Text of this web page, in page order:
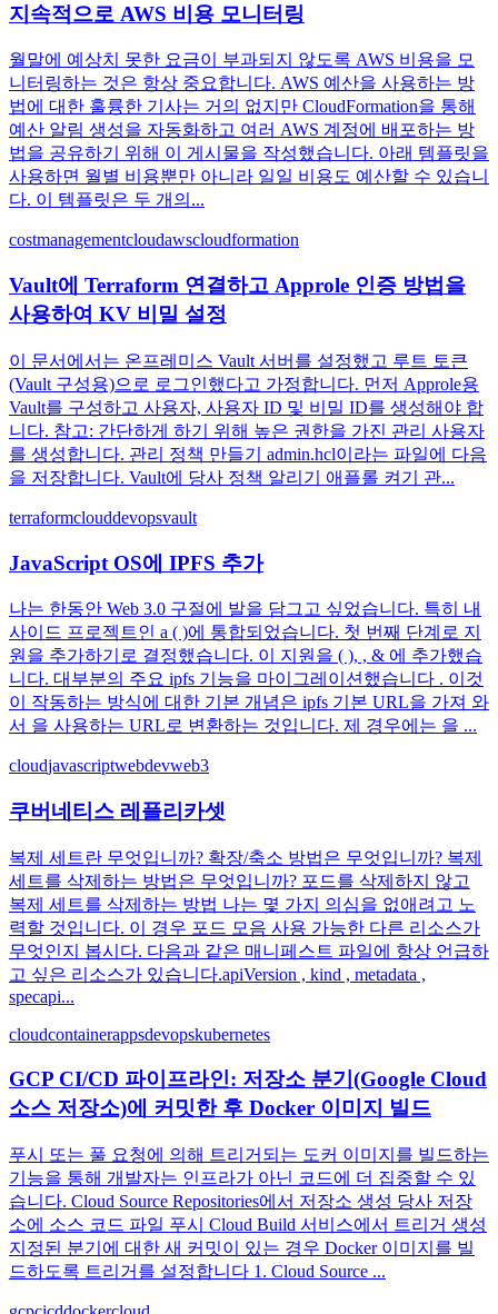
지속적으로 AWS 비용 모니터링
월말에 예상치 못한 요금이 부과되지 않도록 AWS 비용을 모
니터링하는 것은 항상 중요합니다. AWS 예산을 사용하는 방
법에 대한 훌륭한 기사는 거의 없지만 CloudFormation을 통해
예산 알림 생성을 자동화하고 여러 AWS 계정에 배포하는 방
법을 공유하기 위해 이 게시물을 작성했습니다. 아래 템플릿을
사용하면 월별 비용뿐만 아니라 일일 비용도 예산할 수 있습니
다. 이 템플릿은 두 개의...
costmanagementcloudawscloudformation
Vault에 Terraform 연결하고 Approle 인증 방법을
사용하여 KV 비밀 설정
이 문서에서는 온프레미스 Vault 서버를 설정했고 루트 토큰
(Vault 구성용)으로 로그인했다고 가정합니다. 먼저 Approle용
Vault를 구성하고 사용자, 사용자 ID 및 비밀 ID를 생성해야 합
니다. 참고: 간단하게 하기 위해 높은 권한을 가진 관리 사용자
를 생성합니다. 관리 정책 만들기 admin.hcl이라는 파일에 다음
을 저장합니다. Vault에 당사 정책 알리기 애플롤 켜기 관...
terraformclouddevopsvault
JavaScript OS에 IPFS 추가
나는 한동안 Web 3.0 구절에 발을 담그고 싶었습니다. 특히 내
사이드 프로젝트인 a ( )에 통합되었습니다. 첫 번째 단계로 지
원을 추가하기로 결정했습니다. 이 지원을 ( ), , & 에 추가했습
니다. 대부분의 주요 ipfs 기능을 마이그레이션했습니다 . 이것
이 작동하는 방식에 대한 기본 개념은 ipfs 기본 URL을 가져 와
서 을 사용하는 URL로 변환하는 것입니다. 제 경우에는 을 ...
cloudjavascriptwebdevweb3
쿠버네티스 레플리카셋
복제 세트란 무엇입니까? 확장/축소 방법은 무엇입니까? 복제
세트를 삭제하는 방법은 무엇입니까? 포드를 삭제하지 않고
복제 세트를 삭제하는 방법 나는 몇 가지 의심을 없애려고 노
력할 것입니다. 이 경우 포드 모음 사용 가능한 다른 리소스가
무엇인지 봅시다. 다음과 같은 매니페스트 파일에 항상 언급하
고 싶은 리소스가 있습니다.apiVersion , kind , metadata ,
specapi...
cloudcontainerappsdevopskubernetes
GCP CI/CD 파이프라인: 저장소 분기(Google Cloud
소스 저장소)에 커밋한 후 Docker 이미지 빌드
푸시 또는 풀 요청에 의해 트리거되는 도커 이미지를 빌드하는
기능을 통해 개발자는 인프라가 아닌 코드에 더 집중할 수 있
습니다. Cloud Source Repositories에서 저장소 생성 당사 저장
소에 소스 코드 파일 푸시 Cloud Build 서비스에서 트리거 생성
지정된 분기에 대한 새 커밋이 있는 경우 Docker 이미지를 빌
드하도록 트리거를 설정합니다 1. Cloud Source ...